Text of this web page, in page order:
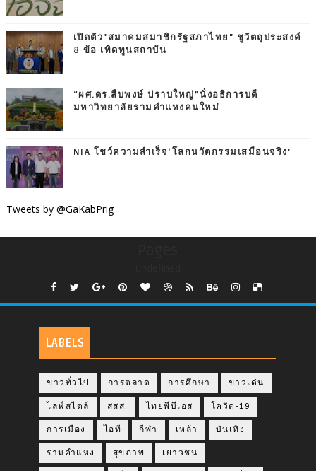
เปิดตัว"สมาคมสมาชิกรัฐสภาไทย" ชูวัตถุประสงค์
8 ข้อ เทิดทูนสถาบัน
“ผศ.ดร.สืบพงษ์ ปราบใหญ่”นั่งอธิการบดี
มหาวิทยาลัยรามคำแหงคนใหม่
NIA โชว์ความสำเร็จ‘โลกนวัตกรรมเสมือนจริง’
Tweets by @GaKabPrig
LABELS
ข่าวทั่วไป การตลาด การศึกษา ข่าวเด่น
ไลฟ์สไตล์ สสส. ไทยพีบีเอส โควิด-19
การเมือง ไอที กีฬา เหล้า บันเทิง
รามคำแหง สุขภาพ เยาวชน